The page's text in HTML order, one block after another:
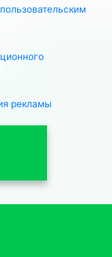
пользовательским
рекламы